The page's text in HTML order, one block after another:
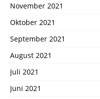
November 2021
Oktober 2021
September 2021
August 2021
Juli 2021
Juni 2021